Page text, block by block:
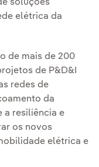
soluções
elétrica da
de mais de 200
de P&D&I
redes de
da
a resiliência e
os novos
elétrica e